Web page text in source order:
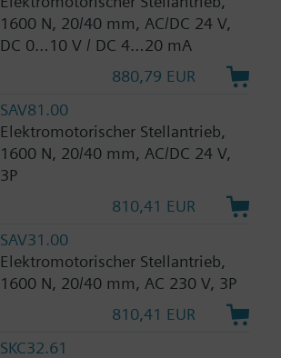
1600 N, 20/40 mm, AC/DC 24 V,
DC 0…10 V / DC 4…20 mA
880,79 EUR
SAV81.00
Elektromotorischer Stellantrieb,
1600 N, 20/40 mm, AC/DC 24 V,
3P
810,41 EUR
SAV31.00
Elektromotorischer Stellantrieb,
1600 N, 20/40 mm, AC 230 V, 3P
810,41 EUR
SKC32.61